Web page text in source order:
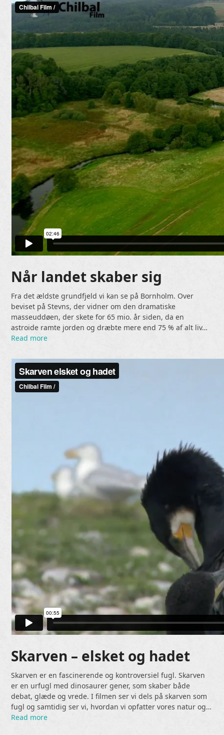
Når landet skaber sig
Fra det ældste grundfjeld vi kan se på Bornholm. Over
beviset på Stevns, der vidner om den dramatiske
masseuddøen, der skete for 65 mio. år siden, da en
astroide ramte jorden og dræbte mere end 75 % af alt liv…
Read more
Skarven – elsket og hadet
Skarven er en fascinerende og kontroversiel fugl. Skarven
er en urfugl med dinosaurer gener, som skaber både
debat, glæde og vrede. I filmen ser vi dels på skarven som
fugl og samtidig ser vi, hvordan vi opfatter vores natur og…
Read more